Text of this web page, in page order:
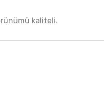
kaliteli.